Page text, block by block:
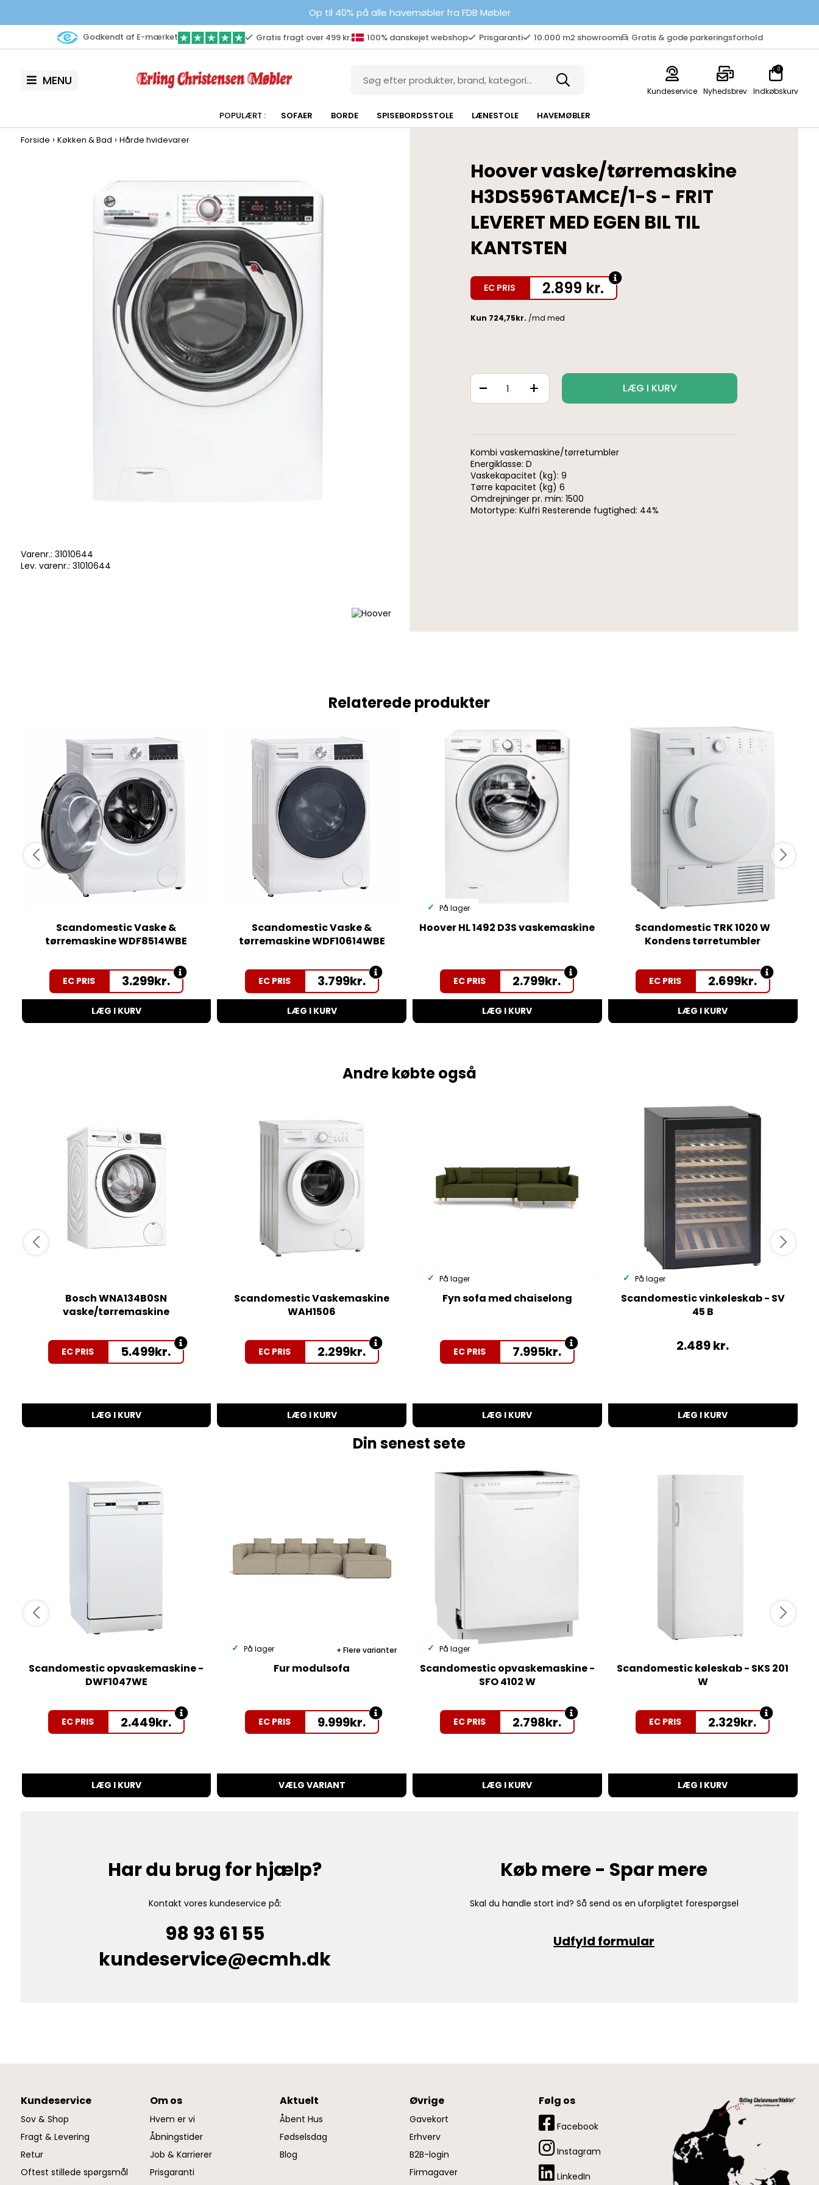
Op til 40% på alle havemøbler fra FDB Møbler
Godkendt af E-mærket Gratis fragt over 499 kr. 100% danskejet webshop Prisgaranti 10.000 m2 showroom Gratis & gode parkeringsforhold
MENU
Kundeservice Nyhedsbrev Indkøbskurv
0
SOFAER BORDE SPISEBORDSSTOLE LÆNESTOLE HAVEMØBLER
Forside › Køkken & Bad › Hårde hvidevarer
Varenr.: 31010644
Lev. varenr.: 31010644
Hoover vaske/tørremaskine
H3DS596TAMCE/1-S - FRIT
LEVERET MED EGEN BIL TIL
KANTSTEN
EC PRIS 2.899 kr.
+
- LÆG I KURV
Kombi vaskemaskine/tørretumbler
Energiklasse: D
Vaskekapacitet (kg): 9
Tørre kapacitet (kg) 6
Omdrejninger pr. min: 1500
Motortype: Kulfri Resterende fugtighed: 44%
Relaterede produkter
Scandomestic Vaske &
tørremaskine WDF8514WBE
EC PRIS 3.299kr.
LÆG I KURV
Scandomestic Vaske &
tørremaskine WDF10614WBE
EC PRIS 3.799kr.
LÆG I KURV
På lager
Hoover HL 1492 D3S vaskemaskine
EC PRIS 2.799kr.
LÆG I KURV
Scandomestic TRK 1020 W
Kondens tørretumbler
EC PRIS 2.699kr.
LÆG I KURV
Andre købte også
Bosch WNA134B0SN
vaske/tørremaskine
EC PRIS 5.499kr.
LÆG I KURV
Scandomestic Vaskemaskine
WAH1506
EC PRIS 2.299kr.
LÆG I KURV
På lager
Fyn sofa med chaiselong
EC PRIS 7.995kr.
LÆG I KURV
På lager
Scandomestic vinkøleskab - SV
45 B
2.489kr.
LÆG I KURV
Din senest sete
Scandomestic opvaskemaskine -
DWF1047WE
EC PRIS 2.449kr.
LÆG I KURV
Flere varianter
På lager
Fur modulsofa
EC PRIS 9.999kr.
VÆLG VARIANT
På lager
Scandomestic opvaskemaskine -
SFO 4102 W
EC PRIS 2.798kr.
LÆG I KURV
Scandomestic køleskab - SKS 201
W
EC PRIS 2.329kr.
LÆG I KURV
Har du brug for hjælp?
Kontakt vores kundeservice på:
98 93 61 55
kundeservice@ecmh.dk
Køb mere - Spar mere
Skal du handle stort ind? Så send os en uforpligtet forespørgsel
Udfyld formular
Kundeservice
Sov & Shop
Fragt & Levering
Retur
Oftest stillede spørgsmål
Om os
Hvem er vi
Åbningstider
Job & Karrierer
Prisgaranti
Aktuelt
Åbent Hus
Fødselsdag
Blog
Øvrige
Gavekort
Erhverv
B2B-login
Firmagaver
Følg os
Facebook
Instagram
LinkedIn